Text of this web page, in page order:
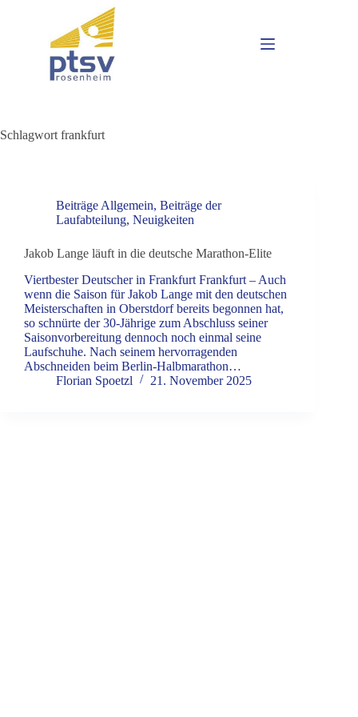
Schlagwort frankfurt
Beiträge Allgemein, Beiträge der
Laufabteilung, Neuigkeiten
Jakob Lange läuft in die deutsche Marathon-Elite
Viertbester Deutscher in Frankfurt Frankfurt – Auch
wenn die Saison für Jakob Lange mit den deutschen
Meisterschaften in Oberstdorf bereits begonnen hat,
so schnürte der 30-Jährige zum Abschluss seiner
Saisonvorbereitung dennoch noch einmal seine
Laufschuhe. Nach seinem hervorragenden
Abschneiden beim Berlin-Halbmarathon…
Florian Spoetzl
21. November 2025